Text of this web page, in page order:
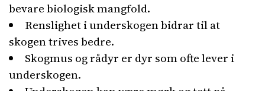
bevare biologisk mangfold.
Renslighet i underskogen bidrar til at
skogen trives bedre.
Skogmus og rådyr er dyr som ofte lever i
underskogen.